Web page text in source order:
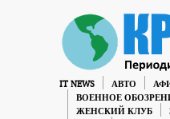
IT NEWS АВТО
ВОЕННОЕ
ЖЕНСКИЙ КЛУБ